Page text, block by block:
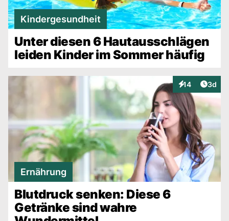
Kindergesundheit
Unter diesen 6 Hautausschlägen
leiden Kinder im Sommer häufig
14
Interaktionen
3d
Ernährung
Blutdruck senken: Diese 6
Getränke sind wahre